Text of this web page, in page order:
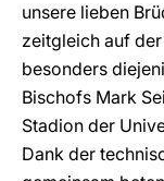
unsere lieben
zeitgleich auf
besonders
Bischofs Mark
Stadion der
Dank der